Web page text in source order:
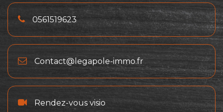
0561519623
Contact@legapole-immo.fr
Rendez-vous visio